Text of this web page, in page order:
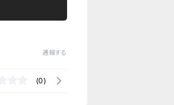
通報する
(0)